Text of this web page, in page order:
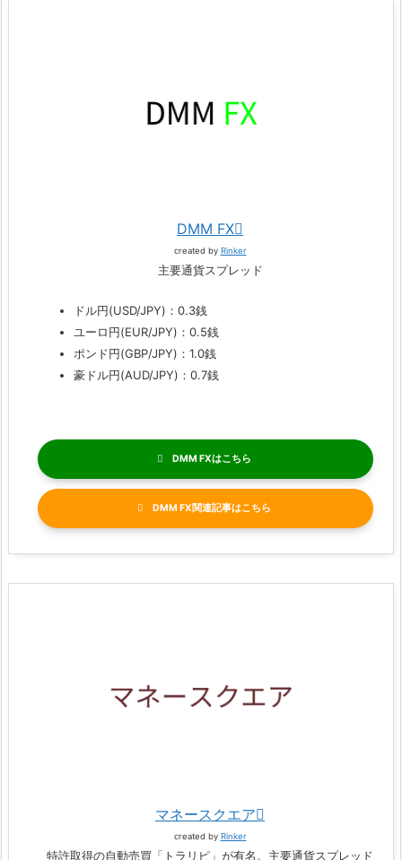
DMM FX
created by Rinker
主要通貨スプレッド
ドル円(USD/JPY)：0.3銭
ユーロ円(EUR/JPY)：0.5銭
ポンド円(GBP/JPY)：1.0銭
豪ドル円(AUD/JPY)：0.7銭
DMM FX
DMM FX関連記事
マネースクエア
created by Rinker
特許取得の自動売買「トラリピ」が有名。主要通貨スプレッド